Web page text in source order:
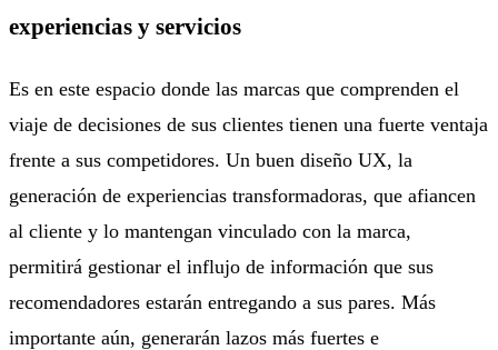
experiencias y servicios
Es en este espacio donde las marcas que comprenden el
viaje de decisiones de sus clientes tienen una fuerte ventaja
frente a sus competidores. Un buen diseño UX, la
generación de experiencias transformadoras, que afiancen
al cliente y lo mantengan vinculado con la marca,
permitirá gestionar el influjo de información que sus
recomendadores estarán entregando a sus pares. Más
importante aún, generarán lazos más fuertes e